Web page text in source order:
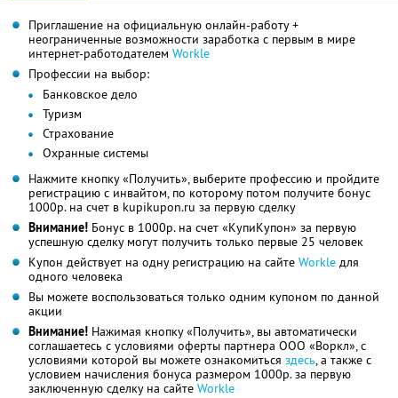
Приглашение на официальную онлайн-работу +
неограниченные возможности заработка с первым в мире
интернет-работодателем Workle
Профессии на выбор:
Банковское дело
Туризм
Страхование
Охранные системы
Нажмите кнопку «Получить», выберите профессию и пройдите
регистрацию с инвайтом, по которому потом получите бонус
1000р. на счет в kupikupon.ru за первую сделку
Внимание! Бонус в 1000р. на счет «КупиКупон» за первую
успешную сделку могут получить только первые 25 человек
Купон действует на одну регистрацию на сайте Workle для
одного человека
Вы можете воспользоваться только одним купоном по данной
акции
Внимание! Нажимая кнопку «Получить», вы автоматически
соглашаетесь с условиями оферты партнера ООО «Воркл», с
условиями которой вы можете ознакомиться здесь, а также с
условием начисления бонуса размером 1000р. за первую
заключенную сделку на сайте Workle